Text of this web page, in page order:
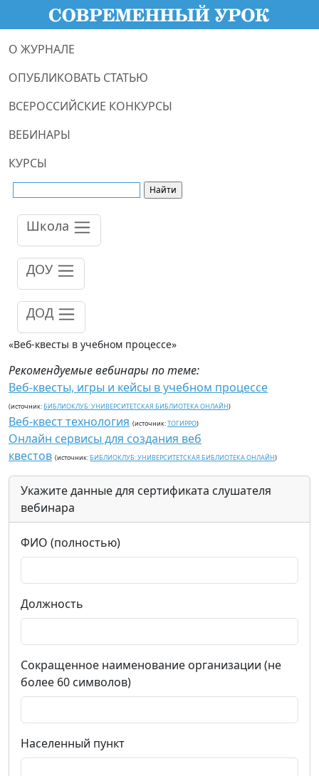
О ЖУРНАЛЕ
ОПУБЛИКОВАТЬ СТАТЬЮ
ВСЕРОССИЙСКИЕ КОНКУРСЫ
ВЕБИНАРЫ
КУРСЫ
Школа
ДОУ
ДОД
«Веб-квесты в учебном процессе»
Рекомендуемые вебинары по теме:
Веб-квесты, игры и кейсы в учебном процессе
(источник:БИБЛИОКЛУБ: УНИВЕРСИТЕТСКАЯ БИБЛИОТЕКА ОНЛАЙН)
Веб-квест технология (источник:ТОГИРРО)
Онлайн сервисы для создания веб
квестов (источник:БИБЛИОКЛУБ: УНИВЕРСИТЕТСКАЯ БИБЛИОТЕКА ОНЛАЙН)
Укажите данные для сертификата слушателя
вебинара
ФИО (полностью)
Должность
Сокращенное наименование организации (не
более 60 символов)
Населенный пункт